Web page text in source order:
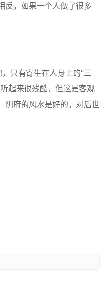
反，如果一个人做了很多
只有寄生在人身上的“三
起来很残酷，但这是客观
阴府的风水是好的，对后世